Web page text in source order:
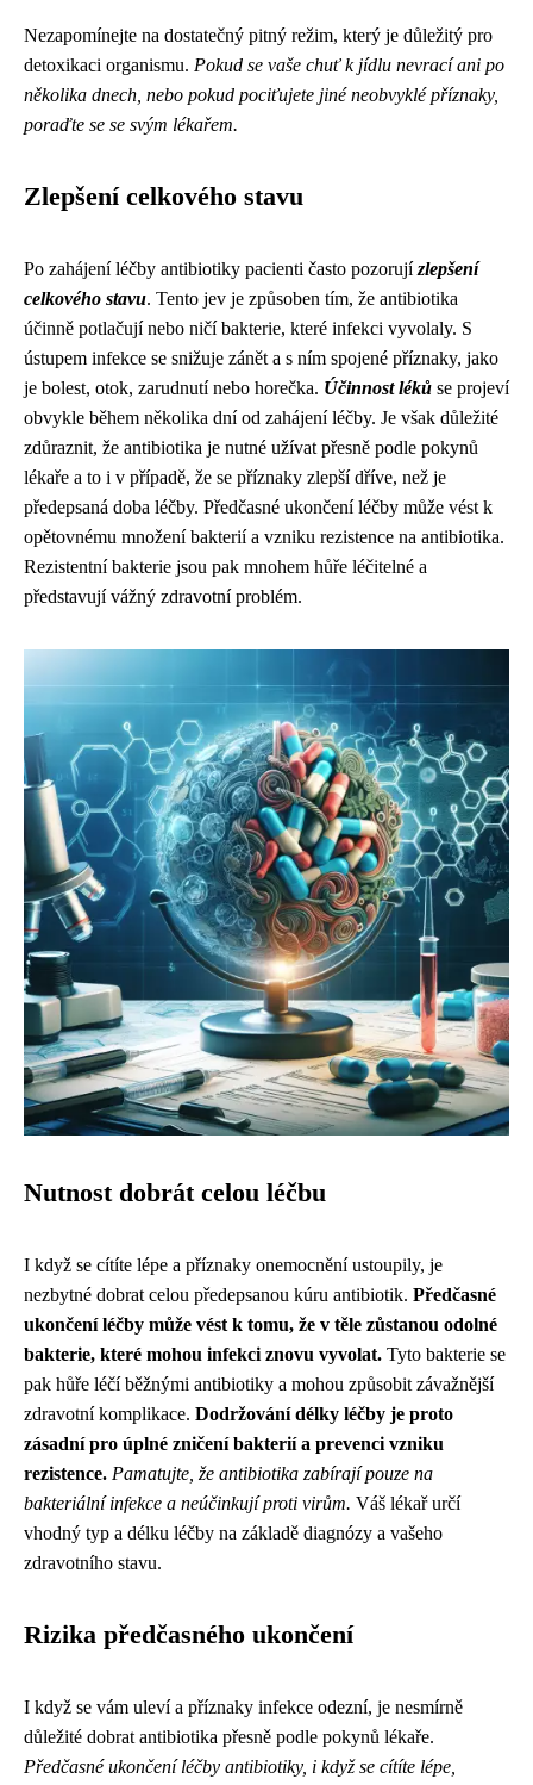
Nezapomínejte na dostatečný pitný režim, který je důležitý pro
detoxikaci organismu. Pokud se vaše chuť k jídlu nevrací ani po
několika dnech, nebo pokud pociťujete jiné neobvyklé příznaky,
poraďte se se svým lékařem.
Zlepšení celkového stavu
Po zahájení léčby antibiotiky pacienti často pozorujízlepšení
celkového stavu. Tento jev je způsoben tím, že antibiotika
účinně potlačují nebo ničí bakterie, které infekci vyvolaly. S
ústupem infekce se snižuje zánět a s ním spojené příznaky, jako
je bolest, otok, zarudnutí nebo horečka. Účinnost léků se projeví
obvykle během několika dní od zahájení léčby. Je však důležité
zdůraznit, že antibiotika je nutné užívat přesně podle pokynů
lékaře a to i v případě, že se příznaky zlepší dříve, než je
předepsaná doba léčby. Předčasné ukončení léčby může vést k
opětovnému množení bakterií a vzniku rezistence na antibiotika.
Rezistentní bakterie jsou pak mnohem hůře léčitelné a
představují vážný zdravotní problém.
Nutnost dobrát celou léčbu
I když se cítíte lépe a příznaky onemocnění ustoupily, je
nezbytné dobrat celou předepsanou kúru antibiotik. Předčasné
ukončení léčby může vést k tomu, že v těle zůstanou odolné
bakterie, které mohou infekci znovu vyvolat. Tyto bakterie se
pak hůře léčí běžnými antibiotiky a mohou způsobit závažnější
zdravotní komplikace. Dodržování délky léčby je proto
zásadní pro úplné zničení bakterií a prevenci vzniku
rezistence. Pamatujte, že antibiotika zabírají pouze na
bakteriální infekce a neúčinkují proti virům. Váš lékař určí
vhodný typ a délku léčby na základě diagnózy a vašeho
zdravotního stavu.
Rizika předčasného ukončení
I když se vám uleví a příznaky infekce odezní, je nesmírně
důležité dobrat antibiotika přesně podle pokynů lékaře.
Předčasné ukončení léčby antibiotiky, i když se cítíte lépe,